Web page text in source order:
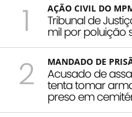
1 AÇÃO CIVIL DO
Tribunal de
mil por poluição
2 MANDADO DE
Acusado de
tenta tomar
preso em